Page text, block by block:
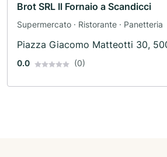
Brot SRL Il Fornaio a Scandicci
Supermercato · Ristorante · Panetteria
Piazza Giacomo Matteotti 30,
0.0 (0)